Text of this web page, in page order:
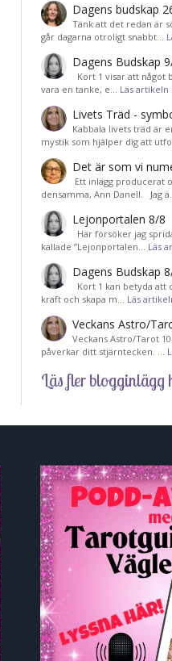
Dagens budskap
Tänk att det redan är
går dagarna otroligt snabbt…
Dagens Budskap
Kort 1 visar att något
vara en tanke, e… Läs artikeln
Livets Träd -
Kabbala livets träd är
mystik som hjälper dig att
Det är som vi
Ett inlägg producerat
densamma, Ann Danell. Jag
Lejonportalen 8/8
Här försöker jag
kallade ”Lejonportalen… Läs
Dagens Budskap
Kort 1 kan betyda att
kraft och skapa m… Läs
Veckans Astro/
Veckans Astro/Tarot
påverkar ditt stjärntecken. …
Läs fler blogginlägg